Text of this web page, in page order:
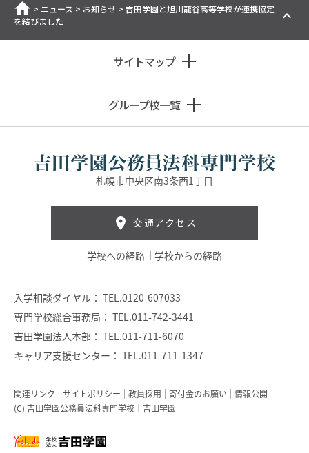
ホーム
> ニュース > お知らせ > 吉田学園と旭川龍谷高等学校が連携協定
を結びました
サイトマップ
グループ校一覧
札幌市中央区南3条西1丁目
交通アクセス
学校への経路 学校からの経路
入学相談ダイヤル： TEL.0120-607033
専門学校総合事務局： TEL.011-742-3441
吉田学園法人本部： TEL.011-711-6070
キャリア支援センター： TEL.011-711-1347
関連リンク サイトポリシー 教員採用 寄付金のお願い
情報公開
(C) 吉田学園公務員法科専門学校｜吉田学園